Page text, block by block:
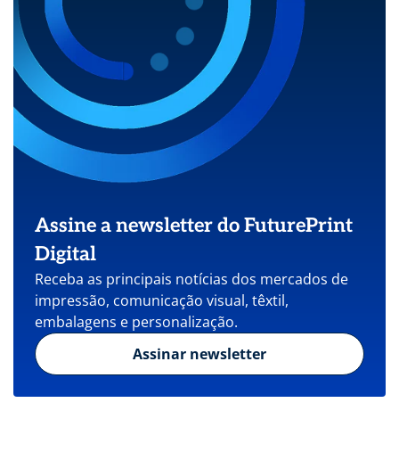
Assine a newsletter do FuturePrint
Digital
Receba as principais notícias dos mercados de
impressão, comunicação visual, têxtil,
embalagens e personalização.
Assinar newsletter